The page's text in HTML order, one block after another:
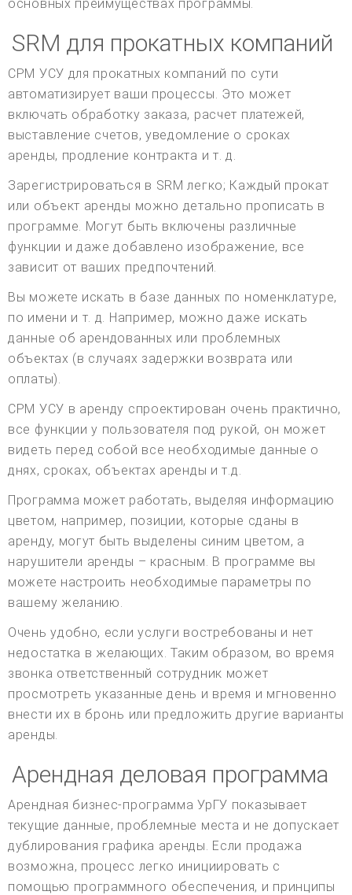
основных преимуществах программы.
SRM для прокатных компаний
СРМ УСУ для прокатных компаний по сути
автоматизирует ваши процессы. Это может
включать обработку заказа, расчет платежей,
выставление счетов, уведомление о сроках
аренды, продление контракта и т. д.
Зарегистрироваться в SRM легко; Каждый прокат
или объект аренды можно детально прописать в
программе. Могут быть включены различные
функции и даже добавлено изображение, все
зависит от ваших предпочтений.
Вы можете искать в базе данных по номенклатуре,
по имени и т. д. Например, можно даже искать
данные об арендованных или проблемных
объектах (в случаях задержки возврата или
оплаты).
СРМ УСУ в аренду спроектирован очень практично,
все функции у пользователя под рукой, он может
видеть перед собой все необходимые данные о
днях, сроках, объектах аренды и т.д.
Программа может работать, выделяя информацию
цветом, например, позиции, которые сданы в
аренду, могут быть выделены синим цветом, а
нарушители аренды – красным. В программе вы
можете настроить необходимые параметры по
вашему желанию.
Очень удобно, если услуги востребованы и нет
недостатка в желающих. Таким образом, во время
звонка ответственный сотрудник может
просмотреть указанные день и время и мгновенно
внести их в бронь или предложить другие варианты
аренды.
Арендная деловая программа
Арендная бизнес-программа УрГУ показывает
текущие данные, проблемные места и не допускает
дублирования графика аренды. Если продажа
возможна, процесс легко инициировать с
помощью программного обеспечения, и принципы